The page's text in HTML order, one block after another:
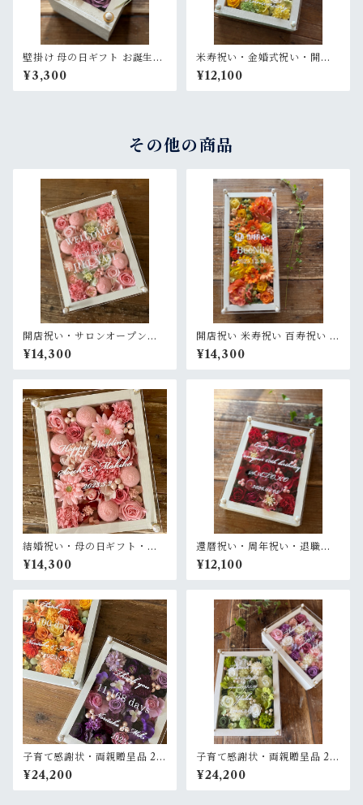
壁掛け 母の日ギフト お誕生日
ギフト 開店祝い 退職祝い【名
入れ】プリザーブドフラワー
アレンジウッドフレーム 白木
¥3,300
米寿祝い・金婚式祝い・開店
祝い・サロンオープン祝い・
退職祝い【名入れ】プリザー
ブドフラワーアレンジ ウッド
¥12,100
その他の商品
開店祝い・サロンオープン祝
い・還暦祝い【名入れ】プリ
ザーブドフラワーアレンジ ウ
ッドフレーム 白木枠〈ライト
¥14,300
開店祝い 米寿祝い 百寿祝い 周
年祝い【名入れ】プリザーブ
ドフラワーアレンジ ウッドフ
レーム ロング木枠〈イエロー
¥14,300
結婚祝い・母の日ギフト・退
職祝い【名入れ】プリザーブ
ドフラワーアレンジ ウッドフ
レーム 木枠〈ピンク〉プライ
¥14,300
還暦祝い・周年祝い・退職祝
い・母の日ギフト【名入れ】
プリザーブドフラワーアレン
ジ ウッドフレーム 白木枠〈レ
¥12,100
子育て感謝状・両親贈呈品 2個
セット【名入れ】プリザーブ
ドフラワーアレンジ ウッドフ
レーム 白木枠〈イエロー＆パ
¥24,200
子育て感謝状・両親贈呈品 2個
セット【名入れ】 プリザーブ
ドフラワーアレンジ ウッドフ
レーム〈白グリーン＆ピンク
¥24,200